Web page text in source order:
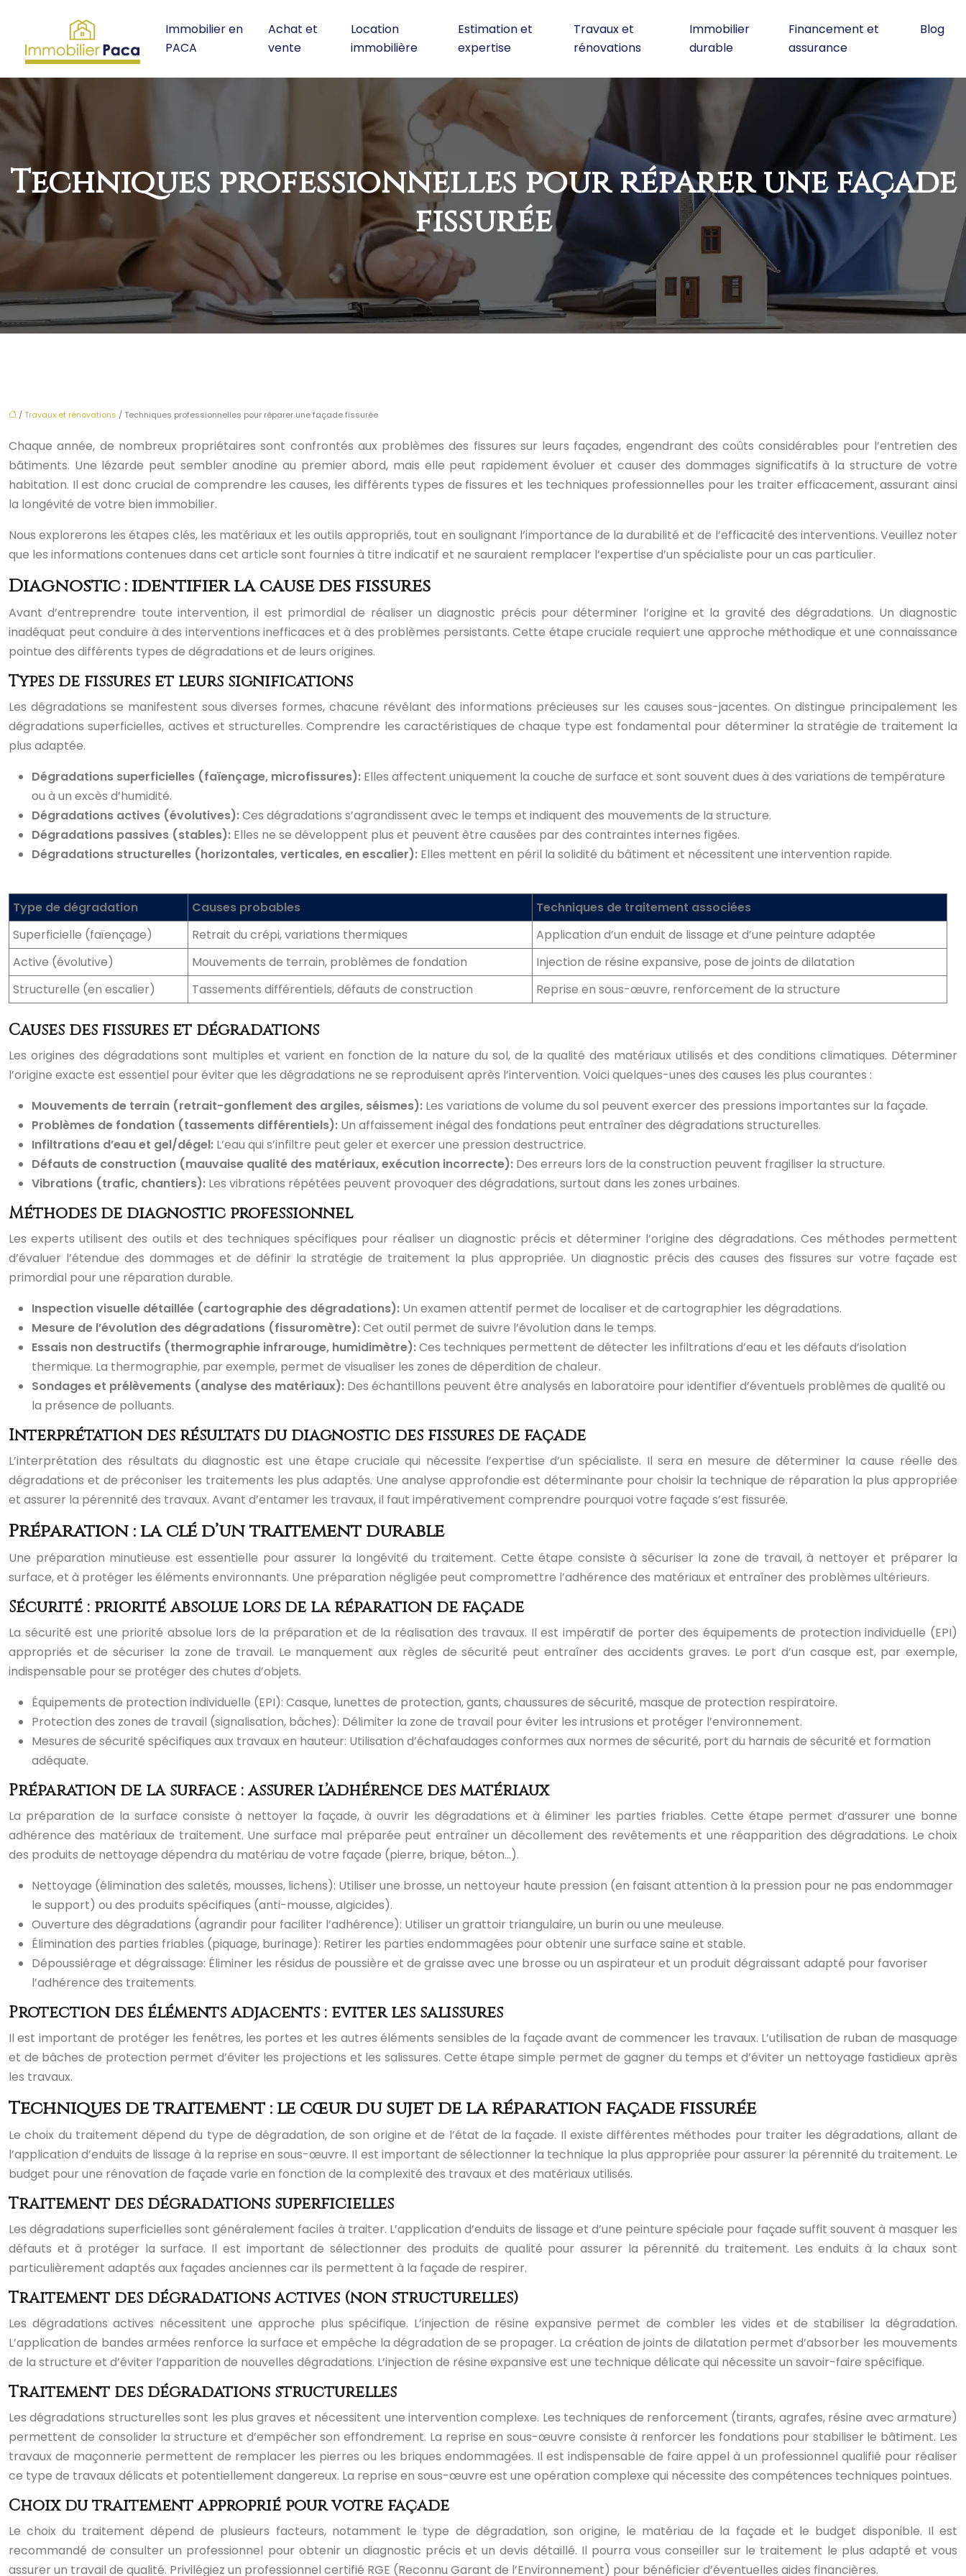
Immobilier en
PACA
Achat et
vente
Location
immobilière
Estimation et
expertise
Travaux et
rénovations
Immobilier
durable
Financement et
assurance
Blog
Techniques professionnelles pour réparer une façade
fissurée
/Travaux et rénovations / Techniques professionnelles pour réparer une façade fissurée
Chaque année, de nombreux propriétaires sont confrontés aux problèmes des fissures sur leurs façades, engendrant des coûts considérables pour l’entretien des
bâtiments. Une lézarde peut sembler anodine au premier abord, mais elle peut rapidement évoluer et causer des dommages significatifs à la structure de votre
habitation. Il est donc crucial de comprendre les causes, les différents types de fissures et les techniques professionnelles pour les traiter efficacement, assurant ainsi
la longévité de votre bien immobilier.
Nous explorerons les étapes clés, les matériaux et les outils appropriés, tout en soulignant l’importance de la durabilité et de l’efficacité des interventions. Veuillez noter
que les informations contenues dans cet article sont fournies à titre indicatif et ne sauraient remplacer l’expertise d’un spécialiste pour un cas particulier.
Diagnostic : identifier la cause des fissures
Avant d’entreprendre toute intervention, il est primordial de réaliser un diagnostic précis pour déterminer l’origine et la gravité des dégradations. Un diagnostic
inadéquat peut conduire à des interventions inefficaces et à des problèmes persistants. Cette étape cruciale requiert une approche méthodique et une connaissance
pointue des différents types de dégradations et de leurs origines.
Types de fissures et leurs significations
Les dégradations se manifestent sous diverses formes, chacune révélant des informations précieuses sur les causes sous-jacentes. On distingue principalement les
dégradations superficielles, actives et structurelles. Comprendre les caractéristiques de chaque type est fondamental pour déterminer la stratégie de traitement la
plus adaptée.
Dégradations superficielles (faïençage, microfissures): Elles affectent uniquement la couche de surface et sont souvent dues à des variations de température
ou à un excès d’humidité.
Dégradations actives (évolutives):Ces dégradations s’agrandissent avec le temps et indiquent des mouvements de la structure.
Dégradations passives (stables): Elles ne se développent plus et peuvent être causées par des contraintes internes figées.
Dégradations structurelles (horizontales, verticales, en escalier): Elles mettent en péril la solidité du bâtiment et nécessitent une intervention rapide.
Type de dégradation Causes probables
Techniques de traitement associées
Superficielle (faïençage)
Retrait du crépi, variations thermiques
Application d’un enduit de lissage et d’une peinture adaptée
Active (évolutive)
Mouvements de terrain, problèmes de fondation
Injection de résine expansive, pose de joints de dilatation
Structurelle (en escalier)
Tassements différentiels, défauts de construction Reprise en sous-œuvre, renforcement de la structure
Causes des fissures et dégradations
Les origines des dégradations sont multiples et varient en fonction de la nature du sol, de la qualité des matériaux utilisés et des conditions climatiques. Déterminer
l’origine exacte est essentiel pour éviter que les dégradations ne se reproduisent après l’intervention. Voici quelques-unes des causes les plus courantes :
Mouvements de terrain (retrait-gonflement des argiles, séismes): Les variations de volume du sol peuvent exercer des pressions importantes sur la façade.
Problèmes de fondation (tassements différentiels): Un affaissement inégal des fondations peut entraîner des dégradations structurelles.
Infiltrations d’eau et gel/dégel: L’eau qui s’infiltre peut geler et exercer une pression destructrice.
Défauts de construction (mauvaise qualité des matériaux, exécution incorrecte): Des erreurs lors de la construction peuvent fragiliser la structure.
Vibrations (trafic, chantiers): Les vibrations répétées peuvent provoquer des dégradations, surtout dans les zones urbaines.
Méthodes de diagnostic professionnel
Les experts utilisent des outils et des techniques spécifiques pour réaliser un diagnostic précis et déterminer l’origine des dégradations. Ces méthodes permettent
d’évaluer l’étendue des dommages et de définir la stratégie de traitement la plus appropriée. Un diagnostic précis des causes des fissures sur votre façade est
primordial pour une réparation durable.
Inspection visuelle détaillée (cartographie des dégradations): Un examen attentif permet de localiser et de cartographier les dégradations.
Mesure de l’évolution des dégradations (fissuromètre):Cet outil permet de suivre l’évolution dans le temps.
Essais non destructifs (thermographie infrarouge, humidimètre):Ces techniques permettent de détecter les infiltrations d’eau et les défauts d’isolation
thermique. La thermographie, par exemple, permet de visualiser les zones de déperdition de chaleur.
Sondages et prélèvements (analyse des matériaux): Des échantillons peuvent être analysés en laboratoire pour identifier d’éventuels problèmes de qualité ou
la présence de polluants.
Interprétation des résultats du diagnostic des fissures de façade
L’interprétation des résultats du diagnostic est une étape cruciale qui nécessite l’expertise d’un spécialiste. Il sera en mesure de déterminer la cause réelle des
dégradations et de préconiser les traitements les plus adaptés. Une analyse approfondie est déterminante pour choisir la technique de réparation la plus appropriée
et assurer la pérennité des travaux. Avant d’entamer les travaux, il faut impérativement comprendre pourquoi votre façade s’est fissurée.
Préparation : la clé d’un traitement durable
Une préparation minutieuse est essentielle pour assurer la longévité du traitement. Cette étape consiste à sécuriser la zone de travail, à nettoyer et préparer la
surface, et à protéger les éléments environnants. Une préparation négligée peut compromettre l’adhérence des matériaux et entraîner des problèmes ultérieurs.
Sécurité : priorité absolue lors de la réparation de façade
La sécurité est une priorité absolue lors de la préparation et de la réalisation des travaux. Il est impératif de porter des équipements de protection individuelle (EPI)
appropriés et de sécuriser la zone de travail. Le manquement aux règles de sécurité peut entraîner des accidents graves. Le port d’un casque est, par exemple,
indispensable pour se protéger des chutes d’objets.
Équipements de protection individuelle (EPI): Casque, lunettes de protection, gants, chaussures de sécurité, masque de protection respiratoire.
Protection des zones de travail (signalisation, bâches): Délimiter la zone de travail pour éviter les intrusions et protéger l’environnement.
Mesures de sécurité spécifiques aux travaux en hauteur: Utilisation d’échafaudages conformes aux normes de sécurité, port du harnais de sécurité et formation
adéquate.
Préparation de la surface : assurer l’adhérence des matériaux
La préparation de la surface consiste à nettoyer la façade, à ouvrir les dégradations et à éliminer les parties friables. Cette étape permet d’assurer une bonne
adhérence des matériaux de traitement. Une surface mal préparée peut entraîner un décollement des revêtements et une réapparition des dégradations. Le choix
des produits de nettoyage dépendra du matériau de votre façade (pierre, brique, béton…).
Nettoyage (élimination des saletés, mousses, lichens): Utiliser une brosse, un nettoyeur haute pression (en faisant attention à la pression pour ne pas endommager
le support) ou des produits spécifiques (anti-mousse, algicides).
Ouverture des dégradations (agrandir pour faciliter l’adhérence): Utiliser un grattoir triangulaire, un burin ou une meuleuse.
Élimination des parties friables (piquage, burinage): Retirer les parties endommagées pour obtenir une surface saine et stable.
Dépoussiérage et dégraissage: Éliminer les résidus de poussière et de graisse avec une brosse ou un aspirateur et un produit dégraissant adapté pour favoriser
l’adhérence des traitements.
Protection des éléments adjacents : eviter les salissures
Il est important de protéger les fenêtres, les portes et les autres éléments sensibles de la façade avant de commencer les travaux. L’utilisation de ruban de masquage
et de bâches de protection permet d’éviter les projections et les salissures. Cette étape simple permet de gagner du temps et d’éviter un nettoyage fastidieux après
les travaux.
Techniques de traitement : le cœur du sujet de la réparation façade fissurée
Le choix du traitement dépend du type de dégradation, de son origine et de l’état de la façade. Il existe différentes méthodes pour traiter les dégradations, allant de
l’application d’enduits de lissage à la reprise en sous-œuvre. Il est important de sélectionner la technique la plus appropriée pour assurer la pérennité du traitement. Le
budget pour une rénovation de façade varie en fonction de la complexité des travaux et des matériaux utilisés.
Traitement des dégradations superficielles
Les dégradations superficielles sont généralement faciles à traiter. L’application d’enduits de lissage et d’une peinture spéciale pour façade suffit souvent à masquer les
défauts et à protéger la surface. Il est important de sélectionner des produits de qualité pour assurer la pérennité du traitement. Les enduits à la chaux sont
particulièrement adaptés aux façades anciennes car ils permettent à la façade de respirer.
Traitement des dégradations actives (non structurelles)
Les dégradations actives nécessitent une approche plus spécifique. L’injection de résine expansive permet de combler les vides et de stabiliser la dégradation.
L’application de bandes armées renforce la surface et empêche la dégradation de se propager. La création de joints de dilatation permet d’absorber les mouvements
de la structure et d’éviter l’apparition de nouvelles dégradations. L’injection de résine expansive est une technique délicate qui nécessite un savoir-faire spécifique.
Traitement des dégradations structurelles
Les dégradations structurelles sont les plus graves et nécessitent une intervention complexe. Les techniques de renforcement (tirants, agrafes, résine avec armature)
permettent de consolider la structure et d’empêcher son effondrement. La reprise en sous-œuvre consiste à renforcer les fondations pour stabiliser le bâtiment. Les
travaux de maçonnerie permettent de remplacer les pierres ou les briques endommagées. Il est indispensable de faire appel à un professionnel qualifié pour réaliser
ce type de travaux délicats et potentiellement dangereux. La reprise en sous-œuvre est une opération complexe qui nécessite des compétences techniques pointues.
Choix du traitement approprié pour votre façade
Le choix du traitement dépend de plusieurs facteurs, notamment le type de dégradation, son origine, le matériau de la façade et le budget disponible. Il est
recommandé de consulter un professionnel pour obtenir un diagnostic précis et un devis détaillé. Il pourra vous conseiller sur le traitement le plus adapté et vous
assurer un travail de qualité. Privilégiez un professionnel certifié RGE (Reconnu Garant de l’Environnement) pour bénéficier d’éventuelles aides financières.